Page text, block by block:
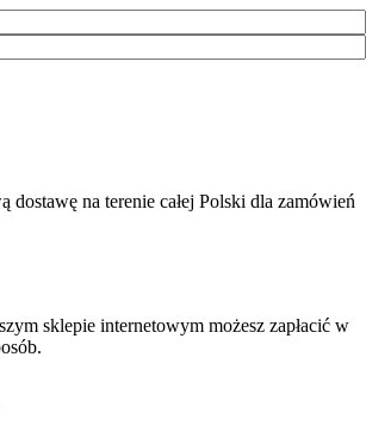
dostawę na terenie całej Polski dla zamówień
sklepie internetowym możesz zapłacić w